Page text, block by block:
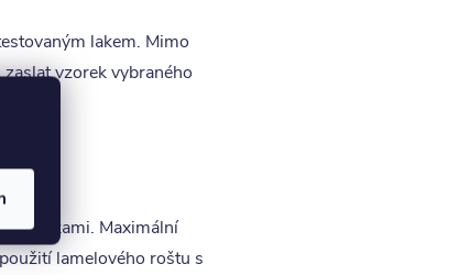
lakem. Mimo
vzorek vybraného
příčkami. Maximální
lamelového roštu s